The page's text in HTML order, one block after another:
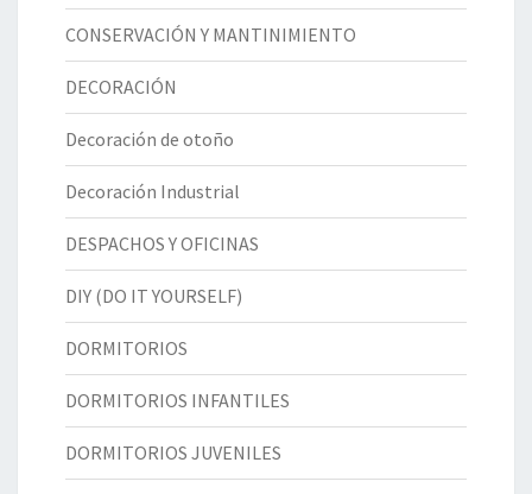
CONSERVACIÓN Y MANTINIMIENTO
DECORACIÓN
Decoración de otoño
Decoración Industrial
DESPACHOS Y OFICINAS
DIY (DO IT YOURSELF)
DORMITORIOS
DORMITORIOS INFANTILES
DORMITORIOS JUVENILES